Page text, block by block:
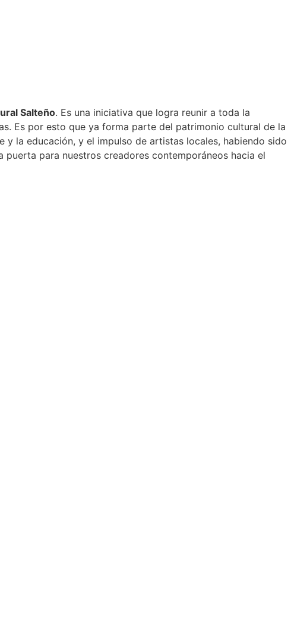
Salteño. Es una iniciativa que logra reunir a toda la
Es por esto que ya forma parte del patrimonio cultural de la
la educación, y el impulso de artistas locales, habiendo sido
para nuestros creadores contemporáneos hacia el